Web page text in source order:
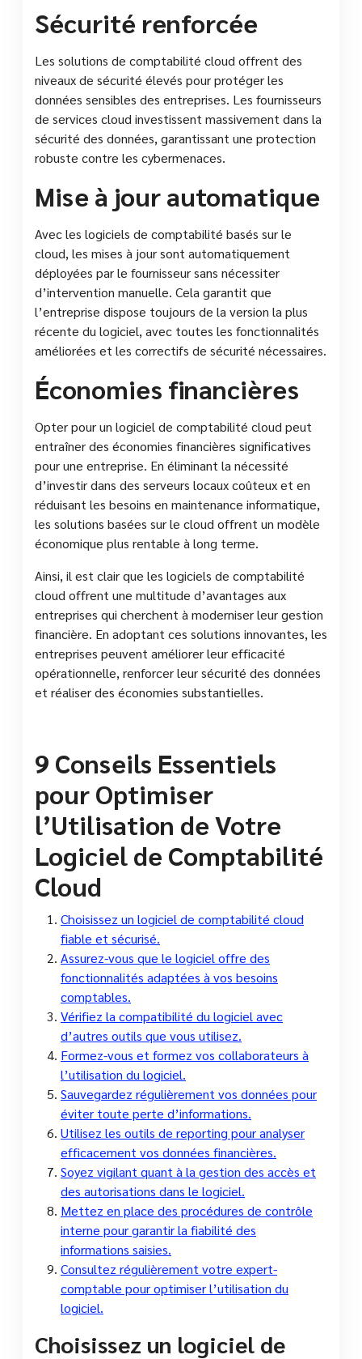
Sécurité renforcée
Les solutions de comptabilité cloud offrent des
niveaux de sécurité élevés pour protéger les
données sensibles des entreprises. Les fournisseurs
de services cloud investissent massivement dans la
sécurité des données, garantissant une protection
robuste contre les cybermenaces.
Mise à jour automatique
Avec les logiciels de comptabilité basés sur le
cloud, les mises à jour sont automatiquement
déployées par le fournisseur sans nécessiter
d’intervention manuelle. Cela garantit que
l’entreprise dispose toujours de la version la plus
récente du logiciel, avec toutes les fonctionnalités
améliorées et les correctifs de sécurité nécessaires.
Économies financières
Opter pour un logiciel de comptabilité cloud peut
entraîner des économies financières significatives
pour une entreprise. En éliminant la nécessité
d’investir dans des serveurs locaux coûteux et en
réduisant les besoins en maintenance informatique,
les solutions basées sur le cloud offrent un modèle
économique plus rentable à long terme.
Ainsi, il est clair que les logiciels de comptabilité
cloud offrent une multitude d’avantages aux
entreprises qui cherchent à moderniser leur gestion
financière. En adoptant ces solutions innovantes, les
entreprises peuvent améliorer leur efficacité
opérationnelle, renforcer leur sécurité des données
et réaliser des économies substantielles.
9 Conseils Essentiels
pour Optimiser
l’Utilisation de Votre
Logiciel de Comptabilité
Cloud
Choisissez un logiciel de comptabilité cloud
fiable et sécurisé.
Assurez-vous que le logiciel offre des
fonctionnalités adaptées à vos besoins
comptables.
Vérifiez la compatibilité du logiciel avec
d’autres outils que vous utilisez.
Formez-vous et formez vos collaborateurs à
l’utilisation du logiciel.
Sauvegardez régulièrement vos données pour
éviter toute perte d’informations.
Utilisez les outils de reporting pour analyser
efficacement vos données financières.
Soyez vigilant quant à la gestion des accès et
des autorisations dans le logiciel.
Mettez en place des procédures de contrôle
interne pour garantir la fiabilité des
informations saisies.
Consultez régulièrement votre expert-
comptable pour optimiser l’utilisation du
logiciel.
Choisissez un logiciel de